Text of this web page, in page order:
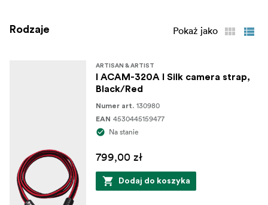
Rodzaje Pokaż jako
ARTISAN & ARTIST
I ACAM-320A I Silk camera strap,
Black/Red
Numer art. 130980
EAN 4530445159477
Na stanie
799,00 zł
Dodaj do koszyka